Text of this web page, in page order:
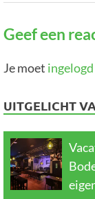
Geef een
Je moet
UITGELICHT